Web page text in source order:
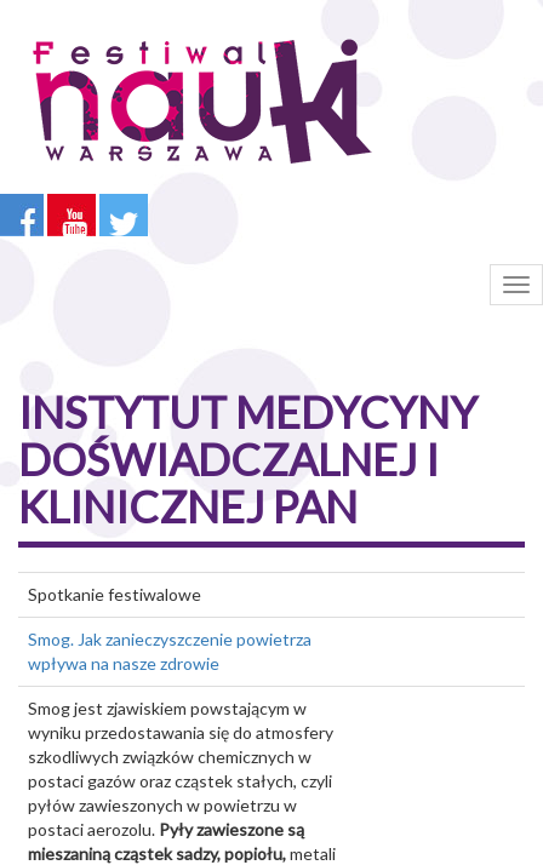
treści
INSTYTUT MEDYCYNY
DOŚWIADCZALNEJ I
KLINICZNEJ PAN
Spotkanie festiwalowe
Smog. Jak zanieczyszczenie powietrza
wpływa na nasze zdrowie
Smog jest zjawiskiem powstającym w
wyniku przedostawania się do atmosfery
szkodliwych związków chemicznych w
postaci gazów oraz cząstek stałych, czyli
pyłów zawieszonych w powietrzu w
postaci aerozolu. Pyły zawieszone są
mieszaniną cząstek sadzy, popiołu,metali